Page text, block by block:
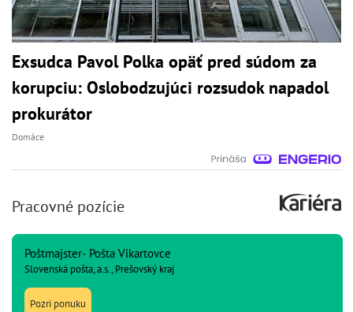
Exsudca Pavol Polka opäť pred súdom za
korupciu: Oslobodzujúci rozsudok napadol
prokurátor
Domáce
Pracovné pozície
Poštmajster- Pošta Vikartovce
Slovenská pošta, a.s., Prešovský kraj
Pozri ponuku